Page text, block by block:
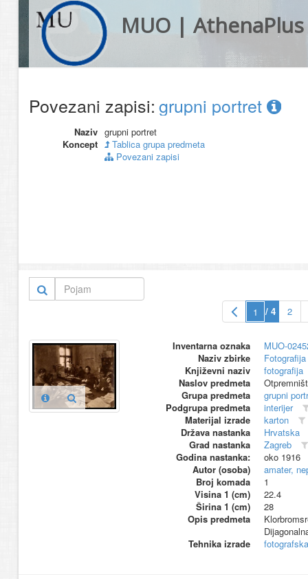
MUO | AthenaPlus
Povezani zapisi:grupni portret
Naziv grupni portret
Koncept
Tablica grupa predmeta
Povezani zapisi
/ 4 2
Inventarna oznaka
MUO-
Naziv zbirke
Književni naziv
fotografija
Naslov predmeta
Grupa predmeta
grupni
Podgrupa predmeta
interijer
Materijal izrade
karton
Država nastanka
Hrvatska
Grad nastanka
Zagreb
Godina nastanka:
oko 1916
Autor (osoba)
amater,
Broj komada
1
Visina 1 (cm)
22.4
Širina 1 (cm)
28
Opis predmeta
Tehnika izrade
fotografska